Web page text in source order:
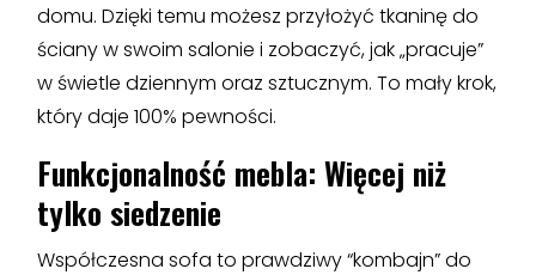
domu. Dzięki temu możesz przyłożyć tkaninę do
ściany w swoim salonie i zobaczyć, jak „pracuje”
w świetle dziennym oraz sztucznym. To mały krok,
który daje 100% pewności.
Funkcjonalność mebla: Więcej niż
tylko siedzenie
Współczesna sofa to prawdziwy “kombajn” do